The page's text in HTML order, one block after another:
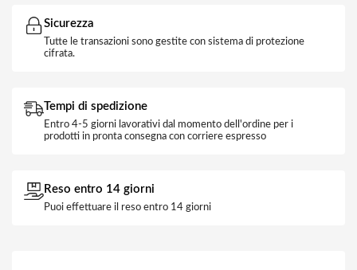
Sicurezza
Tutte le transazioni sono gestite con sistema di protezione
cifrata.
Tempi di spedizione
Entro 4-5 giorni lavorativi dal momento dell'ordine per i
prodotti in pronta consegna con corriere espresso
Reso entro 14 giorni
Puoi effettuare il reso entro 14 giorni